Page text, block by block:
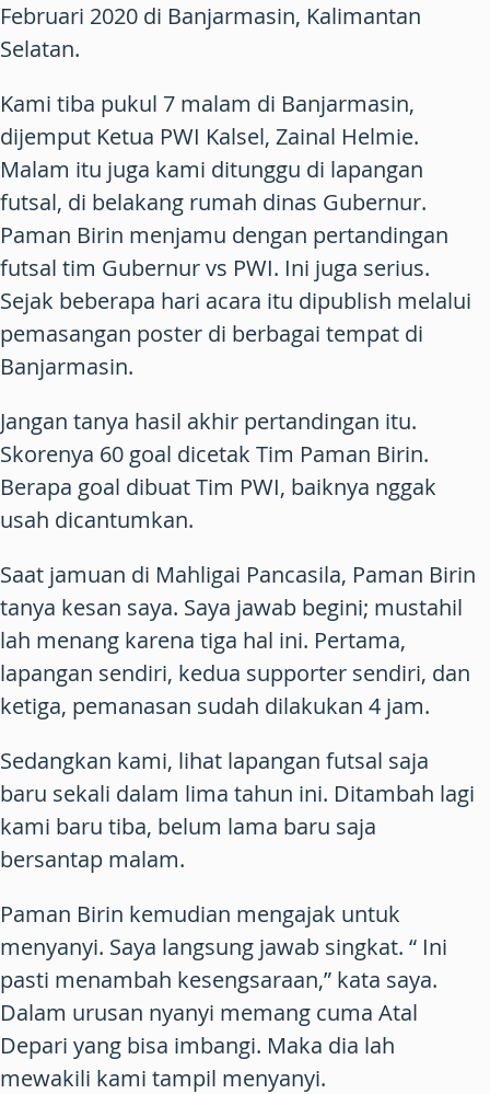
Februari 2020 di Banjarmasin, Kalimantan
Selatan.
Kami tiba pukul 7 malam di Banjarmasin,
dijemput Ketua PWI Kalsel, Zainal Helmie.
Malam itu juga kami ditunggu di lapangan
futsal, di belakang rumah dinas Gubernur.
Paman Birin menjamu dengan pertandingan
futsal tim Gubernur vs PWI. Ini juga serius.
Sejak beberapa hari acara itu dipublish melalui
pemasangan poster di berbagai tempat di
Banjarmasin.
Jangan tanya hasil akhir pertandingan itu.
Skorenya 60 goal dicetak Tim Paman Birin.
Berapa goal dibuat Tim PWI, baiknya nggak
usah dicantumkan.
Saat jamuan di Mahligai Pancasila, Paman Birin
tanya kesan saya. Saya jawab begini; mustahil
lah menang karena tiga hal ini. Pertama,
lapangan sendiri, kedua supporter sendiri, dan
ketiga, pemanasan sudah dilakukan 4 jam.
Sedangkan kami, lihat lapangan futsal saja
baru sekali dalam lima tahun ini. Ditambah lagi
kami baru tiba, belum lama baru saja
bersantap malam.
Paman Birin kemudian mengajak untuk
menyanyi. Saya langsung jawab singkat. “ Ini
pasti menambah kesengsaraan,” kata saya.
Dalam urusan nyanyi memang cuma Atal
Depari yang bisa imbangi. Maka dia lah
mewakili kami tampil menyanyi.